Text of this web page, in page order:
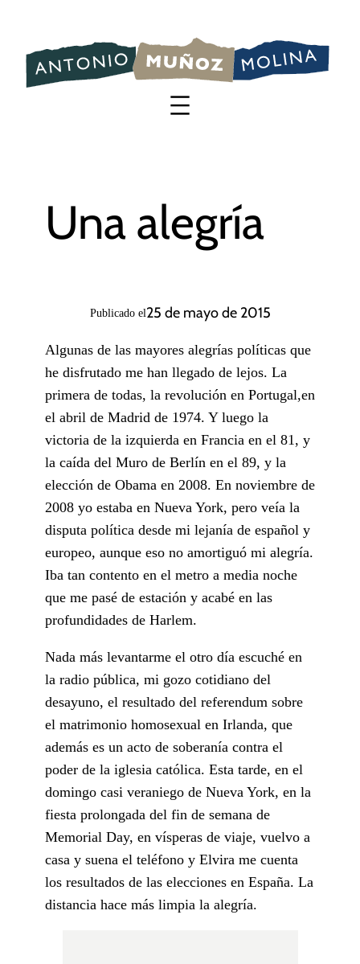
contenido
Una alegría
Publicado el25 de mayo de 2015
Algunas de las mayores alegrías políticas que
he disfrutado me han llegado de lejos. La
primera de todas, la revolución en Portugal,en
el abril de Madrid de 1974. Y luego la
victoria de la izquierda en Francia en el 81, y
la caída del Muro de Berlín en el 89, y la
elección de Obama en 2008. En noviembre de
2008 yo estaba en Nueva York, pero veía la
disputa política desde mi lejanía de español y
europeo, aunque eso no amortiguó mi alegría.
Iba tan contento en el metro a media noche
que me pasé de estación y acabé en las
profundidades de Harlem.
Nada más levantarme el otro día escuché en
la radio pública, mi gozo cotidiano del
desayuno, el resultado del referendum sobre
el matrimonio homosexual en Irlanda, que
además es un acto de soberanía contra el
poder de la iglesia católica. Esta tarde, en el
domingo casi veraniego de Nueva York, en la
fiesta prolongada del fin de semana de
Memorial Day, en vísperas de viaje, vuelvo a
casa y suena el teléfono y Elvira me cuenta
los resultados de las elecciones en España. La
distancia hace más limpia la alegría.